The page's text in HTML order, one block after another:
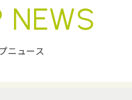
NEWS
ニュース